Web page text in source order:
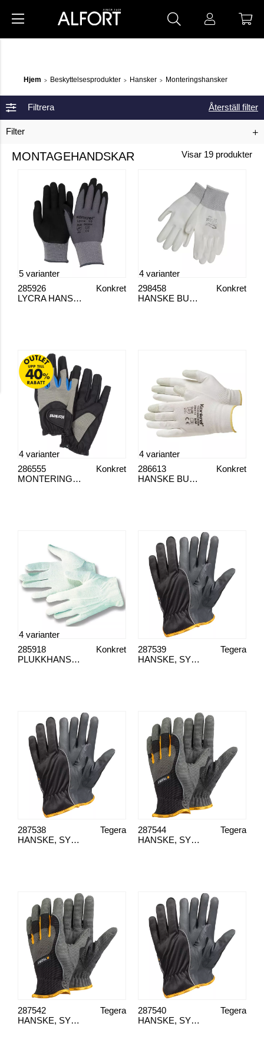
Hjem > Beskyttelsesprodukter > Hansker > Monteringshansker
Filtrera
Filter
Återställ filter
MONTAGEHANDSKAR Visar 19 produkter
LYCRA HANSKER
Konkret
285926
5 varianter
HANSKE BUNT MED PU-BELAG
Konkret
298458
4 varianter
MONTERINGSHANSKE 116
Konkret
286555
4 varianter
HANSKE BUNT SKJERM BERØRING
Konkret
286613
4 varianter
PLUKKHANSKE HVIT
Konkret
285918
4 varianter
HANSKE, SYNT/LAER TEGERA 9100, 10
Tegera
287539
HANSKE, SYNT/LAER TEGERA 9100, 9
Tegera
287538
HANSKE, SYNT/LAER TEGERA 9125, 11
Tegera
287544
HANSKE, SYNT/LAER TEGERA 9125, 9
Tegera
287542
HANSKE, SYNT/LAER TEGERA 9100, 11
Tegera
287540